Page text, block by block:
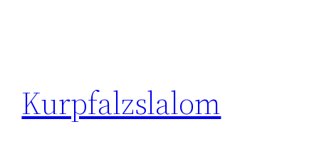
Kurpfalzslalom